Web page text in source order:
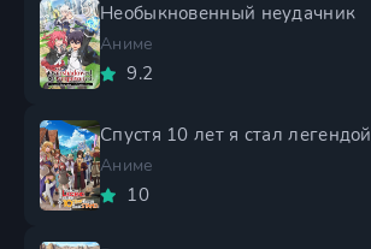
Необыкновенный неудачник
Аниме
9.2
Спустя 10 лет я стал легендой
Аниме
10